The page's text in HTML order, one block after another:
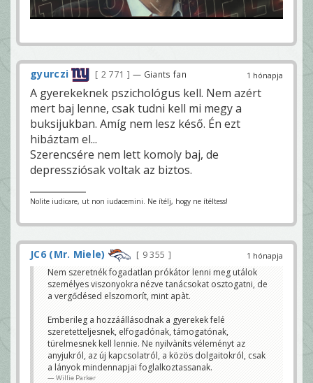
1 hónapja
gyurczi 2 771 — Giants fan
A gyerekeknek pszichológus kell. Nem azért
mert baj lenne, csak tudni kell mi megy a
buksijukban. Amíg nem lesz késő. Én ezt
hibáztam el...
Szerencsére nem lett komoly baj, de
depressziósak voltak az biztos.
Nolite iudicare, ut non iudacemini. Ne ítélj, hogy ne ítéltess!
1 hónapja
JC6 (Mr. Miele)
9 355
Nem szeretnék fogadatlan prókátor lenni meg utálok
személyes viszonyokra nézve tanácsokat osztogatni, de
a vergődésed elszomorít, mint apàt.
Emberileg a hozzáállásodnak a gyerekek felé
szeretetteljesnek, elfogadónak, támogatónak,
türelmesnek kell lennie. Ne nyilvàníts véleményt az
anyjukról, az új kapcsolatról, a közös dolgaitokról, csak
a lányok mindennapjai foglalkoztassanak.
Willie Parker